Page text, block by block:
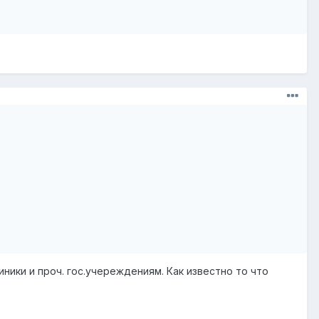
и проч. гос.учереждениям. Как известно то что